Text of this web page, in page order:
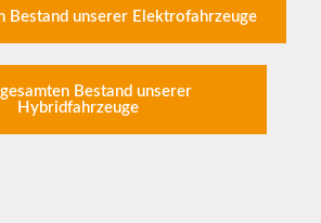
Bestand unserer Elektrofahrzeuge
Bestand unserer
Hybridfahrzeuge